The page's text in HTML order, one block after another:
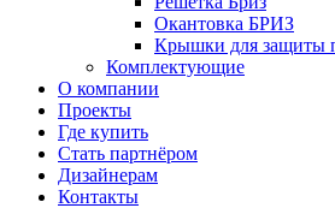
Окантовка БРИЗ
Крышки для защиты
Комплектующие
О компании
Проекты
Где купить
Стать партнёром
Дизайнерам
Контакты